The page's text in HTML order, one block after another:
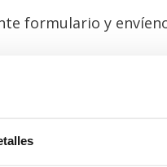
formulario y